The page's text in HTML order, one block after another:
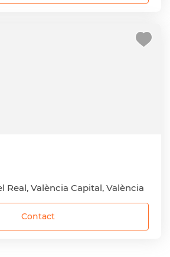
Real, València Capital, València
Contact